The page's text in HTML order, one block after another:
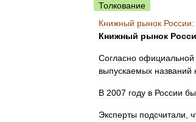
Толкование
Книжный рынок России:
Книжный рынок
Согласно официальной
выпускаемых названий
В 2007 году в России
Эксперты подсчитали